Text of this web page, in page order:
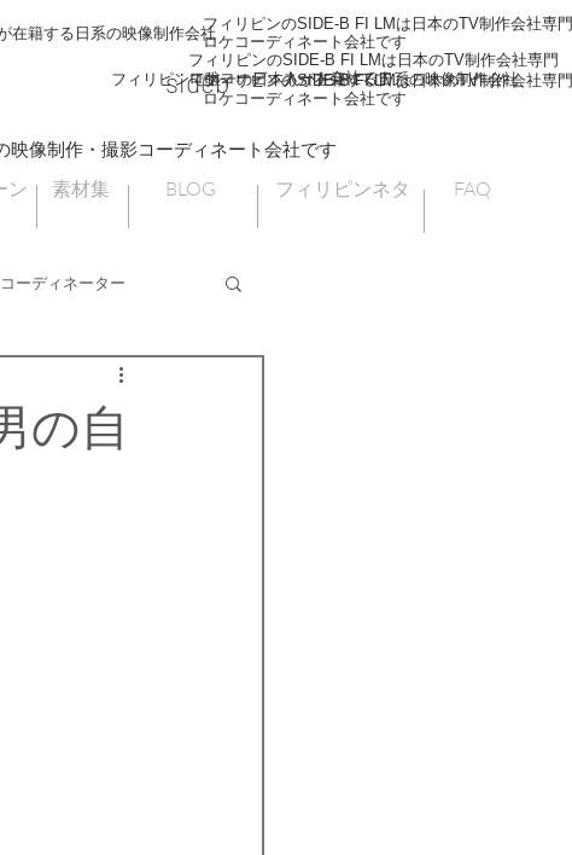
sideb
フィリピンで唯一の日本人が在籍する日系の映像制作会社
フィリピンのSIDE-B FI LMは日本のTV制作会社専門
ロケコーディネート会社です
フィリピンのSIDE-B FI LMは日本のTV制作会社専門
ロケコーディネート会社です
在籍する日系の映像制作会社
フィリピンのSIDE-B FI LMは日本のTV制作会社専門
ロケコーディネート会社です
像制作・撮影コーディネート会社です
ン 素材集 BLOG フィリピンネタ FAQ
ーディネーター
の自